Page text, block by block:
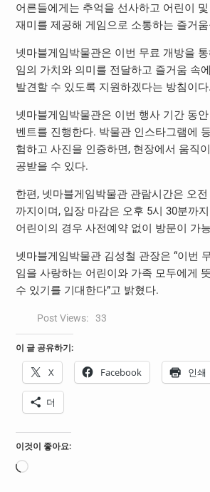
어른들에게는 추억을 선사하고 어린이
재미를 제공해 게임으로 소통하는 즐거
넷마블게임박물관은 이번 무료 개방을
임의 가치와 의미를 전달하고 즐거움 속
발견할 수 있도록 지원하겠다는 방침이다.
넷마블게임박물관은 이번 행사 기간 동
벤트를 진행한다. 박물관 인스타그램에
험하고 사진을 인증하면, 현장에서 움직
공받을 수 있다.
한편, 넷마블게임박물관 관람시간은 오
까지이며, 입장 마감은 오후 5시 30분까
어린이의 경우 사전예약 없이 방문이 가
넷마블게임박물관 김성철 관장은 “이번
임을 사랑하는 어린이와 가족 모두에게
수 있기를 기대한다”고 밝혔다.
Post Views: 33
이 글 공유하기:
X Facebook 인쇄
더
이것이 좋아요:
로